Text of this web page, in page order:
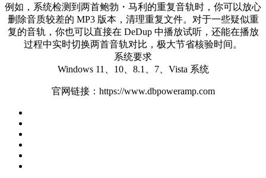
例如，系统检测到两首鲍勃・马利的重复音轨时，你可以放心
删除音质较差的 MP3 版本，清理重复文件。对于一些疑似重
复的音轨，你也可以直接在 DeDup 中播放试听，还能在播放
过程中实时切换两首音轨对比，极大节省核验时间。
系统要求
Windows 11、10、8.1、7、Vista 系统
官网链接：https://www.dbpoweramp.com